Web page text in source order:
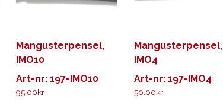
Mangusterpensel,
IMO10
Art-nr: 197-IMO10
95.00kr
Mangusterpensel,
IMO4
Art-nr: 197-IMO4
50.00kr